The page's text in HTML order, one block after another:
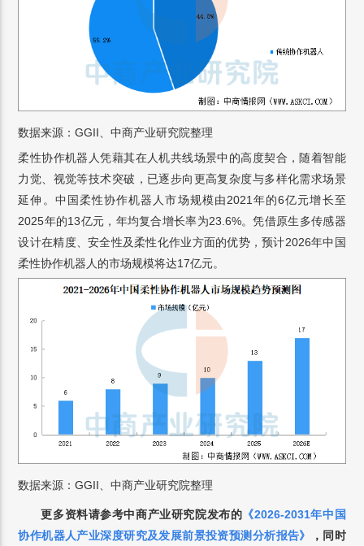
数据来源：GGII、中商产业研究院整理
柔性协作机器人凭藉其在人机共线场景中的高度契合，随着智能
力觉、视觉等技术突破，已逐步向更高复杂度与多样化需求场景
延伸。中国柔性协作机器人市场规模由2021年的6亿元增长至
2025年的13亿元，年均复合增长率为23.6%。凭借原生多传感器
设计在精度、安全性及柔性化作业方面的优势，预计2026年中国
柔性协作机器人的市场规模将达17亿元。
数据来源：GGII、中商产业研究院整理
更多资料请参考中商产业研究院发布的 《2026-2031年中国
协作机器人产业深度研究及发展前景投资预测分析报告》 ， 同时